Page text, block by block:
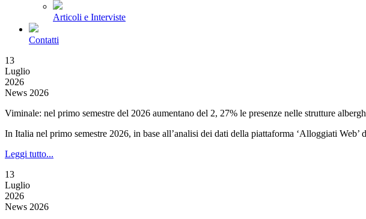
Articoli e Interviste
Contatti
13
Luglio
2026
News 2026
Viminale: nel primo semestre del 2026 aumentano del 2, 27% le presenze nelle strutture
In Italia nel primo semestre 2026, in base all’analisi dei dati della piattaforma ‘Alloggiati
Leggi tutto...
13
Luglio
2026
News 2026